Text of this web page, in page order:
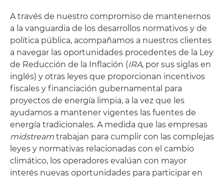
A través de nuestro compromiso de mantenernos
a la vanguardia de los desarrollos normativos y de
política pública, acompañamos a nuestros clientes
a navegar las oportunidades procedentes de la Ley
de Reducción de la Inflación (IRA, por sus siglas en
inglés) y otras leyes que proporcionan incentivos
fiscales y financiación gubernamental para
proyectos de energía limpia, a la vez que les
ayudamos a mantener vigentes las fuentes de
energía tradicionales. A medida que las empresas
midstream trabajan para cumplir con las complejas
leyes y normativas relacionadas con el cambio
climático, los operadores evalúan con mayor
interés nuevas oportunidades para participar en